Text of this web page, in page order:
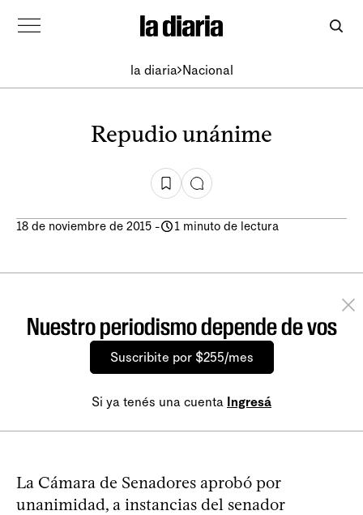
la diaria Nacional
Repudio unánime
18 de noviembre de 2015 - 1 minuto de lectura
Nuestro periodismo depende de vos
Suscribite por $255/mes
Si ya tenés una cuenta Ingresá
La Cámara de Senadores aprobó por
unanimidad, a instancias del senador